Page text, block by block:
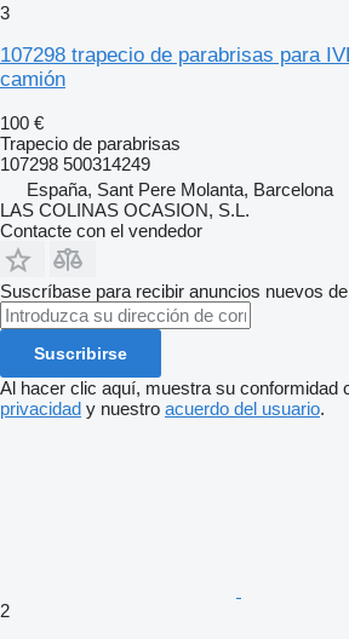
3
107298 trapecio de parabrisas para
camión
100 €
Trapecio de parabrisas
107298 500314249
España, Sant Pere Molanta, Barcelona
LAS COLINAS OCASION, S.L.
Contacte con el vendedor
Suscríbase para recibir anuncios nuevos
Suscribirse
Al hacer clic aquí, muestra su conformidad
privacidad y nuestro acuerdo del usuario.
2